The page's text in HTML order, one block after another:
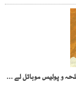
جنوبی وزیرستان، دہشت گردوں کا تھانے پر حملہ، اسلحہ و پولیس موبائل لے گئے